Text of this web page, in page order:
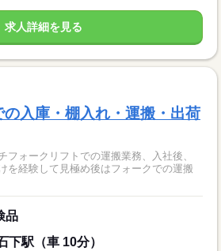
求人詳細を見る
の入庫・棚入れ・運搬・出荷
フォークリフトでの運搬業務、入社後、
を経験して見極め後はフォークでの運搬
品
下駅（車 10分）